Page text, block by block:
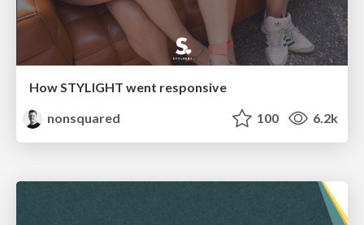
How STYLIGHT went responsive
nonsquared
100 6.2k